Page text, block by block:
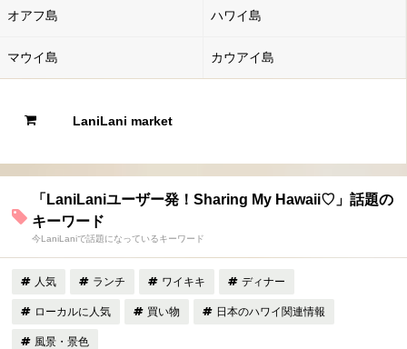
オアフ島 ハワイ島
マウイ島 カウアイ島
LaniLani market
「LaniLaniユーザー発！Sharing My Hawaii♡」話題の
キーワード
今LaniLaniで話題になっているキーワード
人気 ランチ ワイキキ ディナー
ローカルに人気 買い物 日本のハワイ関連情報
風景・景色